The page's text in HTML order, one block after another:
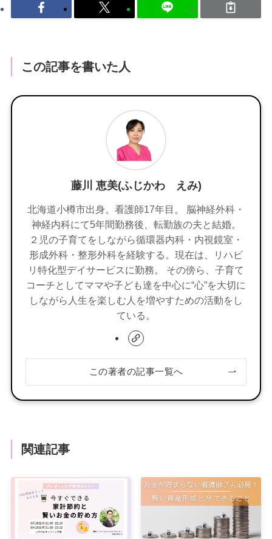
この記事を書いた人
藤川 恵美(ふじかわ えみ)
北海道小樽市出身。看護師17年目。 脳神経外科・
神経内科にて5年間勤務後、転勤族の夫と結婚。
２児の子育てをしながら循環器内科・内視鏡室・
形成外科・整形外科を経験する。現在は、リハビ
リ特化型デイサービスに勤務。 その傍ら、子育て
コーチとしてママや子ども達を中心に“心”を大切に
しながら人生を楽しむ人を増やすための活動をし
ている。
この著者の記事一覧へ
関連記事